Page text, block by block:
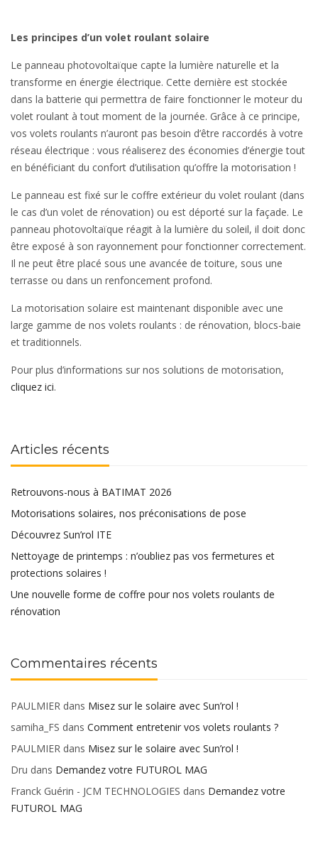
Les principes d’un volet roulant solaire
Le panneau photovoltaïque capte la lumière naturelle et la
transforme en énergie électrique. Cette dernière est stockée
dans la batterie qui permettra de faire fonctionner le moteur du
volet roulant à tout moment de la journée. Grâce à ce principe,
vos volets roulants n’auront pas besoin d’être raccordés à votre
réseau électrique : vous réaliserez des économies d’énergie tout
en bénéficiant du confort d’utilisation qu’offre la motorisation !
Le panneau est fixé sur le coffre extérieur du volet roulant (dans
le cas d’un volet de rénovation) ou est déporté sur la façade. Le
panneau photovoltaïque réagit à la lumière du soleil, il doit donc
être exposé à son rayonnement pour fonctionner correctement.
Il ne peut être placé sous une avancée de toiture, sous une
terrasse ou dans un renfoncement profond.
La motorisation solaire est maintenant disponible avec une
large gamme de nos volets roulants : de rénovation, blocs-baie
et traditionnels.
Pour plus d’informations sur nos solutions de motorisation,
cliquez ici.
Articles récents
Retrouvons-nous à BATIMAT 2026
Motorisations solaires, nos préconisations de pose
Découvrez Sun’rol ITE
Nettoyage de printemps : n’oubliez pas vos fermetures et
protections solaires !
Une nouvelle forme de coffre pour nos volets roulants de
rénovation
Commentaires récents
PAULMIER dans Misez sur le solaire avec Sun’rol !
samiha_FS dans Comment entretenir vos volets roulants ?
PAULMIER dans Misez sur le solaire avec Sun’rol !
Dru dans Demandez votre FUTUROL MAG
Franck Guérin - JCM TECHNOLOGIES dans Demandez votre
FUTUROL MAG